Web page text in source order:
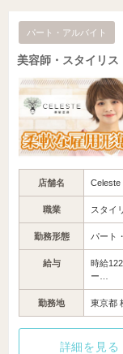
パート・アルバイト
美容師・スタイリ
店舗名 Celeste
職業 スタイ
勤務形態 パート
給与
時給
ー…
勤務地 東京都
詳細を見る